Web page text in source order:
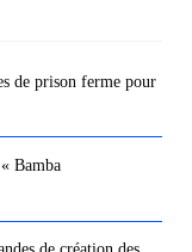
de prison ferme pour
Bamba